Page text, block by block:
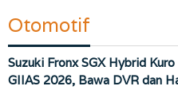
Otomotif
Suzuki Fronx SGX Hybrid
GIIAS 2026, Bawa DVR dan